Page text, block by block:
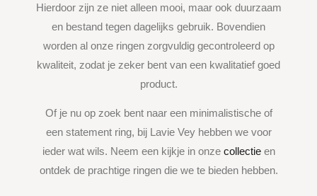
Hierdoor zijn ze niet alleen mooi, maar ook duurzaam
en bestand tegen dagelijks gebruik. Bovendien
worden al onze ringen zorgvuldig gecontroleerd op
kwaliteit, zodat je zeker bent van een kwalitatief goed
product.
Of je nu op zoek bent naar een minimalistische of
een statement ring, bij Lavie Vey hebben we voor
ieder wat wils. Neem een kijkje in onze collectieen
ontdek de prachtige ringen die we te bieden hebben.